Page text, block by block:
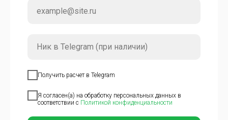
Получить расчет в Telegram
Я согласен(а) на обработку персональных данных в
соответствии с Политикой конфиденциальности